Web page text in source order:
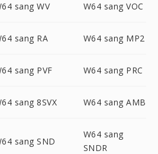
sang WV W64 sang VOC
sang RA W64 sang MP2
sang PVF W64 sang PRC
sang 8SVX W64 sang AMB
sang SND
W64 sang
SNDR